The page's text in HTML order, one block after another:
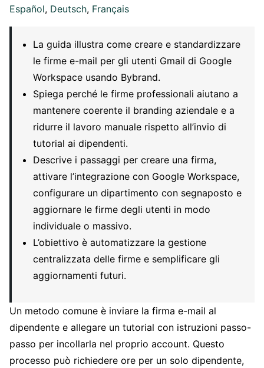
Español Deutsch Français
La guida illustra come creare e standardizzare
le firme e-mail per gli utenti Gmail di Google
Workspace usando Bybrand.
Spiega perché le firme professionali aiutano a
mantenere coerente il branding aziendale e a
ridurre il lavoro manuale rispetto all’invio di
tutorial ai dipendenti.
Descrive i passaggi per creare una firma,
attivare l’integrazione con Google Workspace,
configurare un dipartimento con segnaposto e
aggiornare le firme degli utenti in modo
individuale o massivo.
L’obiettivo è automatizzare la gestione
centralizzata delle firme e semplificare gli
aggiornamenti futuri.
Un metodo comune è inviare la firma e-mail al
dipendente e allegare un tutorial con istruzioni passo-
passo per incollarla nel proprio account. Questo
processo può richiedere ore per un solo dipendente,